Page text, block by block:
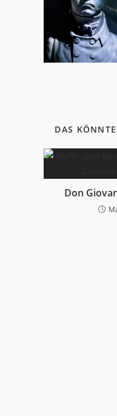
DAS
Don